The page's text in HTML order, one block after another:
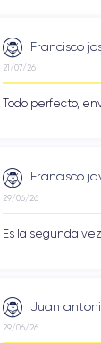
Francisco
21/07/26
Todo perfecto,
Francisco
29/06/26
Es la segunda
Juan
29/06/26